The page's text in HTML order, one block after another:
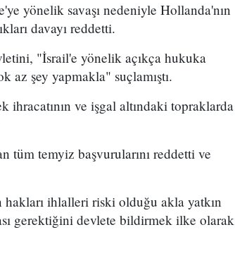
yönelik savaşı nedeniyle Hollanda'nın
davayı reddetti.
"İsrail'e yönelik açıkça hukuka
az şey yapmakla" suçlamıştı.
ihracatının ve işgal altındaki topraklarda
tüm temyiz başvurularını reddetti ve
hakları ihlalleri riski olduğu akla yatkın
gerektiğini devlete bildirmek ilke olarak